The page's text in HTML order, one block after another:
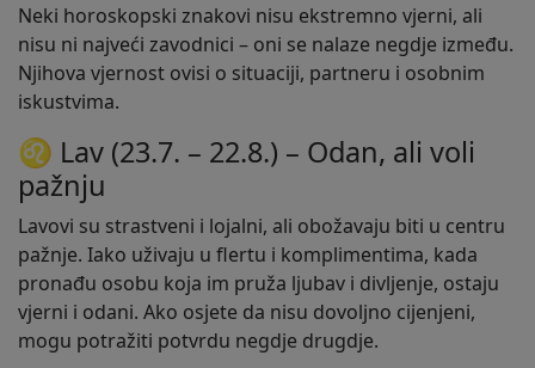
Neki horoskopski znakovi nisu ekstremno vjerni, ali
nisu ni najveći zavodnici – oni se nalaze negdje između.
Njihova vjernost ovisi o situaciji, partneru i osobnim
iskustvima.
♌ Lav (23.7. – 22.8.) – Odan, ali voli
pažnju
Lavovi su strastveni i lojalni, ali obožavaju biti u centru
pažnje. Iako uživaju u flertu i komplimentima, kada
pronađu osobu koja im pruža ljubav i divljenje, ostaju
vjerni i odani. Ako osjete da nisu dovoljno cijenjeni,
mogu potražiti potvrdu negdje drugdje.